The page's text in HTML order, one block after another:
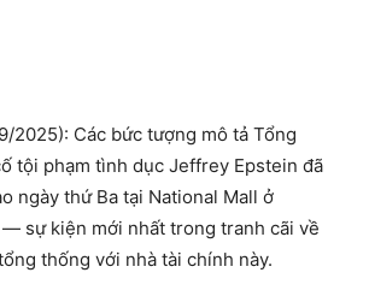
2025): Các bức tượng mô tả Tổng
tội phạm tình dục Jeffrey Epstein đã
ngày thứ Ba tại National Mall ở
— sự kiện mới nhất trong tranh cãi về
thống với nhà tài chính này.